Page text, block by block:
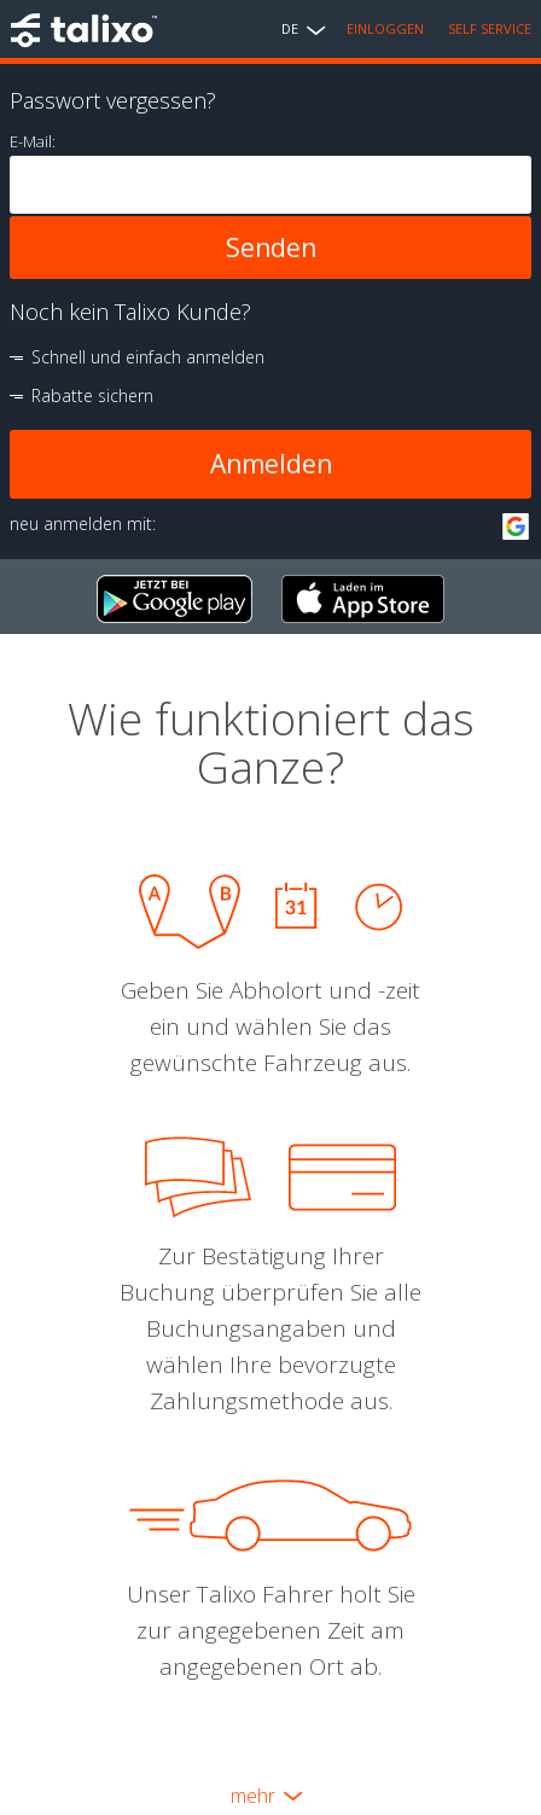
DE EINLOGGEN SELF SERVICE
Passwort vergessen?
E-Mail:
Noch kein Talixo Kunde?
Schnell und einfach anmelden
Rabatte sichern
Anmelden
neu anmelden mit:
Wie funktioniert das
Ganze?
Geben Sie Abholort und -zeit
ein und wählen Sie das
gewünschte Fahrzeug aus.
Zur Bestätigung Ihrer
Buchung überprüfen Sie alle
Buchungsangaben und
wählen Ihre bevorzugte
Zahlungsmethode aus.
Unser Talixo Fahrer holt Sie
zur angegebenen Zeit am
angegebenen Ort ab.
mehr